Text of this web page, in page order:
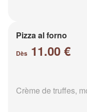
Pizza al forno
Dès 11.00 €
Crème de truffes,